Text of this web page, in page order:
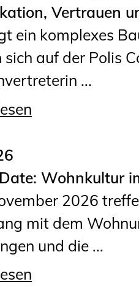
Vertrauen
ein komplexes
auf der Polis
...
Wohnkultur
2026
mit dem
und die ...